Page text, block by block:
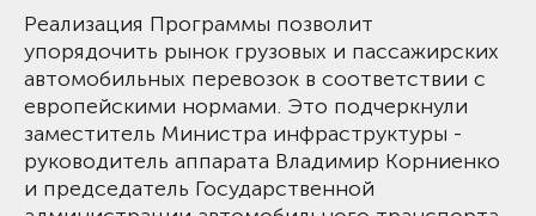
Реализация Программы позволит
упорядочить рынок грузовых и пассажирских
автомобильных перевозок в соответствии с
европейскими нормами. Это подчеркнули
заместитель Министра инфраструктуры -
руководитель аппарата Владимир Корниенко
и председатель Государственной